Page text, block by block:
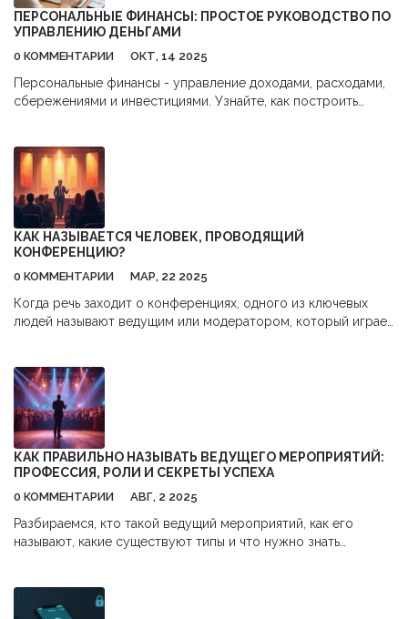
ПЕРСОНАЛЬНЫЕ ФИНАНСЫ: ПРОСТОЕ РУКОВОДСТВО ПО
УПРАВЛЕНИЮ ДЕНЬГАМИ
0 КОММЕНТАРИИ ОКТ, 14 2025
Персональные финансы - управление доходами, расходами,
сбережениями и инвестициями. Узнайте, как построить
КАК НАЗЫВАЕТСЯ ЧЕЛОВЕК, ПРОВОДЯЩИЙ
КОНФЕРЕНЦИЮ?
0 КОММЕНТАРИИ МАР, 22 2025
Когда речь заходит о конференциях, одного из ключевых
людей называют ведущим или модератором, который играет
способствуют активному обмену идеями и помогают
участникам чувствовать себя вовлеченными. В статье
рассмотрим, какие задачи и навыки важны для этой роли, а
также поделимся интересными фактами об этой профессии.
Понимание роли ведущего может значительно улучшить
ваше мероприятие и обеспечить его успех.
КАК ПРАВИЛЬНО НАЗЫВАТЬ ВЕДУЩЕГО МЕРОПРИЯТИЙ:
ПРОФЕССИЯ, РОЛИ И СЕКРЕТЫ УСПЕХА
0 КОММЕНТАРИИ АВГ, 2 2025
Разбираемся, кто такой ведущий мероприятий, как его
называют, какие существуют типы и что нужно знать